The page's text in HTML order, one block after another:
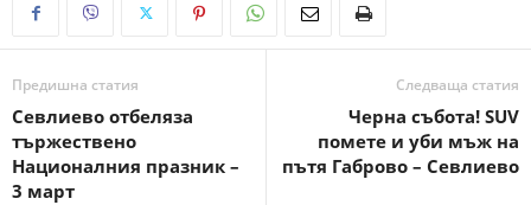
Предишна статия
Севлиево отбеляза
тържествено
Националния празник –
3 март
Следваща статия
Черна събота! SUV
помете и уби мъж на
пътя Габрово – Севлиево